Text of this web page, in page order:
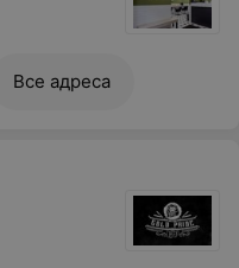
Все адреса